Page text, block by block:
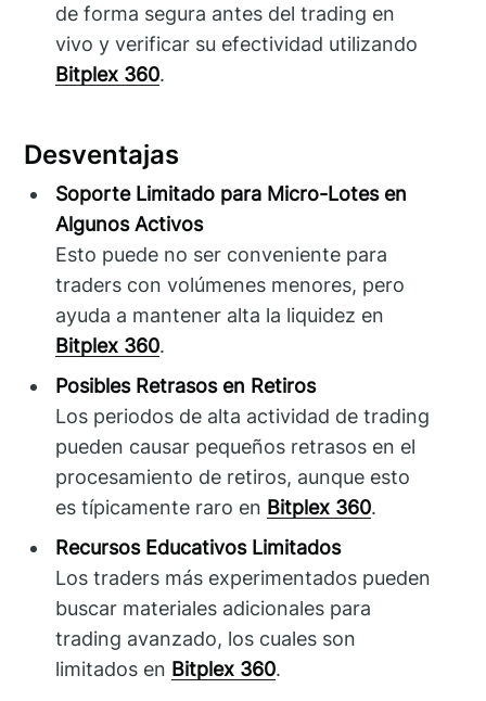
de forma segura antes del trading en
vivo y verificar su efectividad utilizando
Bitplex 360.
Desventajas
Soporte Limitado para Micro-Lotes en
Algunos Activos
Esto puede no ser conveniente para
traders con volúmenes menores, pero
ayuda a mantener alta la liquidez en
Bitplex 360.
Posibles Retrasos en Retiros
Los periodos de alta actividad de trading
pueden causar pequeños retrasos en el
procesamiento de retiros, aunque esto
es típicamente raro en Bitplex 360.
Recursos Educativos Limitados
Los traders más experimentados pueden
buscar materiales adicionales para
trading avanzado, los cuales son
limitados en Bitplex 360.